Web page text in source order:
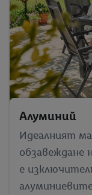
Алуминий
Идеалният
обзавеждане
е